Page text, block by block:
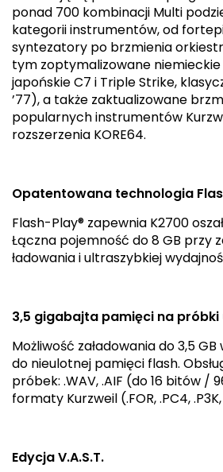
ponad 700 kombinacji Multi
kategorii instrumentów, od
syntezatory po brzmienia
tym zoptymalizowane
japońskie C7 i Triple Strike,
’77), a także zaktualizowane
popularnych instrumentów
rozszerzenia KORE64.
Opatentowana technologia
Flash-Play® zapewnia K2700
Łączna pojemność do 8 GB przy
ładowania i ultraszybkiej
3,5 gigabajta pamięci na
Możliwość załadowania do 3,5
do nieulotnej pamięci flash.
próbek: .WAV, .AIF (do 16 bitów /
formaty Kurzweil (.FOR, .PC4, .P3K,
Edycja V.A.S.T.